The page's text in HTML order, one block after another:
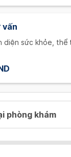
vấn
diện sức khỏe, thể
dựng kế hoạch
hóa không giới hạn
phòng khám
QUẢN LÝ ĐÁI